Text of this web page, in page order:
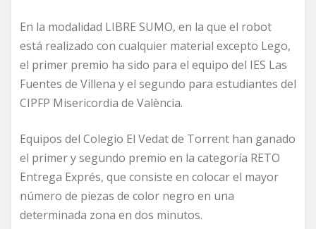
En la modalidad LIBRE SUMO, en la que el robot
está realizado con cualquier material excepto Lego,
el primer premio ha sido para el equipo del IES Las
Fuentes de Villena y el segundo para estudiantes del
CIPFP Misericordia de València.
Equipos del Colegio El Vedat de Torrent han ganado
el primer y segundo premio en la categoría RETO
Entrega Exprés, que consiste en colocar el mayor
número de piezas de color negro en una
determinada zona en dos minutos.